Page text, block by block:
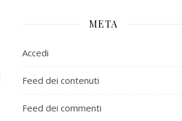
META
Accedi
Feed dei contenuti
Feed dei commenti